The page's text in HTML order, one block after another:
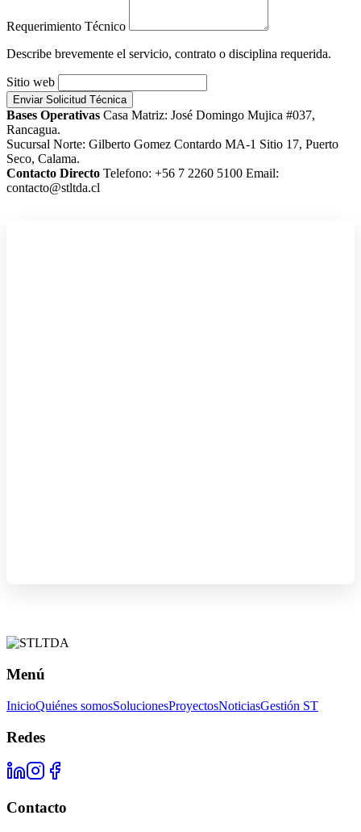
Requerimiento Técnico
Describe brevemente el servicio, contrato o disciplina requerida.
Sitio web
Enviar Solicitud Técnica
Bases Operativas Casa Matriz: José Domingo Mujica #037,
Rancagua.
Sucursal Norte: Gilberto Gomez Contardo MA-1 Sitio 17, Puerto
Seco, Calama.
Contacto Directo Telefono: +56 7 2260 5100 Email:
contacto@stltda.cl
Menú
InicioQuiénes somosSolucionesProyectosNoticiasGestión ST
Redes
Contacto